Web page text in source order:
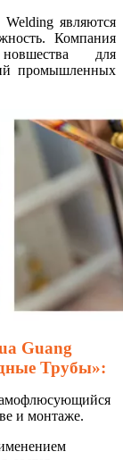
являются
Компания
для
промышленных
Guang
Трубы»:
и монтаже.